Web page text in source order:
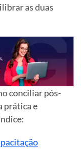
as duas
conciliar pós-
prática e